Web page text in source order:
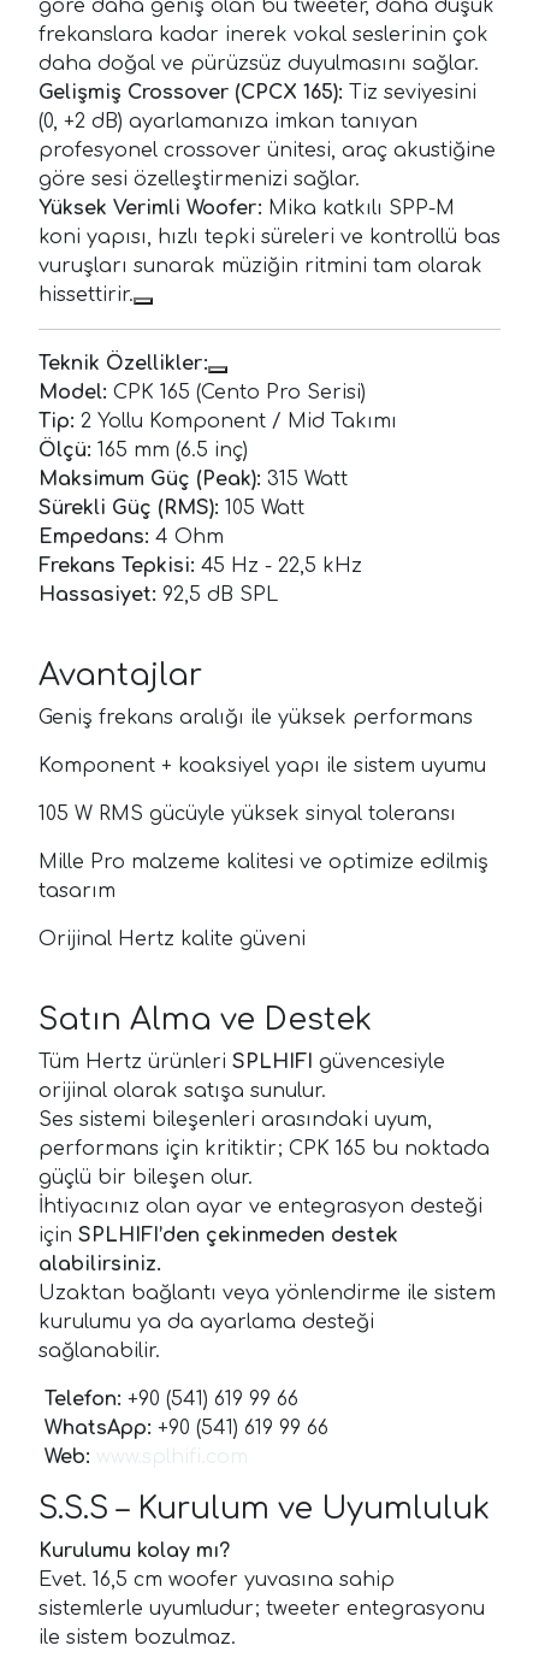
göre daha geniş olan bu tweeter, daha düşük
frekanslara kadar inerek vokal seslerinin çok
daha doğal ve pürüzsüz duyulmasını sağlar.
Gelişmiş Crossover (CPCX 165): Tiz seviyesini
(0, +2 dB) ayarlamanıza imkan tanıyan
profesyonel crossover ünitesi, araç akustiğine
göre sesi özelleştirmenizi sağlar.
Yüksek Verimli Woofer: Mika katkılı SPP-M
koni yapısı, hızlı tepki süreleri ve kontrollü bas
vuruşları sunarak müziğin ritmini tam olarak
hissettirir.
Teknik Özellikler:
Model: CPK 165 (Cento Pro Serisi)
Tip: 2 Yollu Komponent / Mid Takımı
Ölçü: 165 mm (6.5 inç)
Maksimum Güç (Peak): 315 Watt
Sürekli Güç (RMS): 105 Watt
Empedans: 4 Ohm
Frekans Tepkisi: 45 Hz - 22,5 kHz
Hassasiyet: 92,5 dB SPL
Avantajlar
Geniş frekans aralığı ile yüksek performans
Komponent + koaksiyel yapı ile sistem uyumu
105 W RMS gücüyle yüksek sinyal toleransı
Mille Pro malzeme kalitesi ve optimize edilmiş
tasarım
Orijinal Hertz kalite güveni
Satın Alma ve Destek
Tüm Hertz ürünleri SPLHIFI güvencesiyle
orijinal olarak satışa sunulur.
Ses sistemi bileşenleri arasındaki uyum,
performans için kritiktir; CPK 165 bu noktada
güçlü bir bileşen olur.
İhtiyacınız olan ayar ve entegrasyon desteği
için SPLHIFI’den çekinmeden destek
alabilirsiniz.
Uzaktan bağlantı veya yönlendirme ile sistem
kurulumu ya da ayarlama desteği
sağlanabilir.
Telefon: +90 (541) 619 99 66
WhatsApp: +90 (541) 619 99 66
Web:
S.S.S – Kurulum ve Uyumluluk
Kurulumu kolay mı?
Evet. 16,5 cm woofer yuvasına sahip
sistemlerle uyumludur; tweeter entegrasyonu
ile sistem bozulmaz.